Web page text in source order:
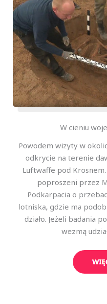
W cieniu
Powodem wizyty w
odkrycie na terenie
Luftwaffe pod
poproszeni przez
Podkarpacia o
lotniska, gdzie ma
działo. Jeżeli badania
wezmą